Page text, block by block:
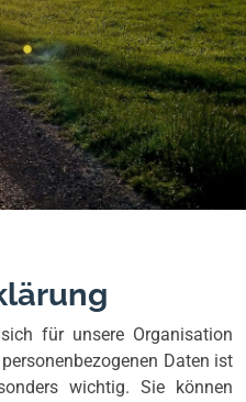
für unsere Organisation
Daten ist
wichtig. Sie können